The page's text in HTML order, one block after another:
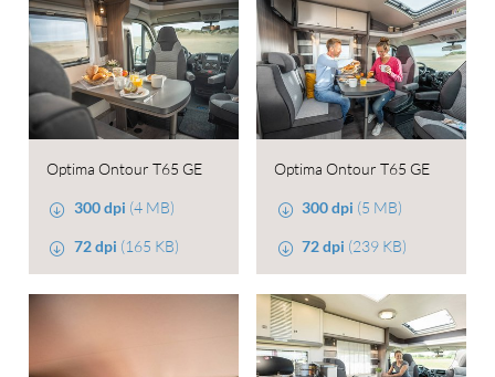
Optima Ontour T65 GE
300 dpi (4 MB)
72 dpi (165 KB)
Optima Ontour T65 GE
300 dpi (5 MB)
72 dpi (239 KB)